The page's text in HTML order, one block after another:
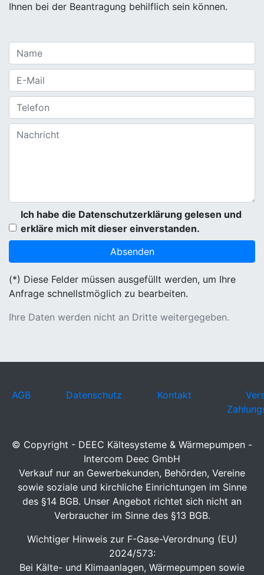
Ihnen bei der Beantragung behilflich sein können.
Ich habe die Datenschutzerklärung gelesen und
erkläre mich mit dieser einverstanden.
(*) Diese Felder müssen ausgefüllt werden, um Ihre
Anfrage schnellstmöglich zu bearbeiten.
Ihre Daten werden nicht an Dritte weitergegeben.
AGB Datenschutz Kontakt
© Copyright - DEEC Kältesysteme & Wärmepumpen -
Intercom Deec GmbH
Verkauf nur an Gewerbekunden, Behörden, Vereine
sowie soziale und kirchliche Einrichtungen im Sinne
des §14 BGB. Unser Angebot richtet sich nicht an
Verbraucher im Sinne des §13 BGB.
Wichtiger Hinweis zur F-Gase-Verordnung (EU)
2024/573:
Bei Kälte- und Klimaanlagen, Wärmepumpen sowie